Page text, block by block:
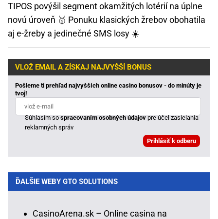
TIPOS povýšil segment okamžitých lotérií na úplne
novú úroveň 🥇 Ponuku klasických žrebov obohatila
aj e-žreby a jedinečné SMS losy ☀️
VLOŽ EMAIL A ZÍSKAJ NAJVYŠŠÍ BONUS
Pošleme ti prehľad najvyšších online casino bonusov - do minúty je
tvoj!
Súhlasím sospracovaním osobných údajovpre účel zasielania
reklamných správ
ĎALŠIE WEBY GTO SOLUTIONS
CasinoArena.sk – Online casina na